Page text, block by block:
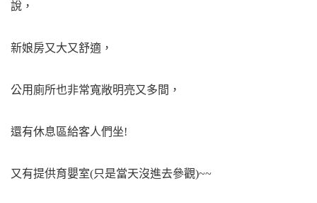
說，
新娘房又大又舒適，
公用廁所也非常寬敞明亮又多間，
還有休息區給客人們坐!
又有提供育嬰室(只是當天沒進去參觀)~~